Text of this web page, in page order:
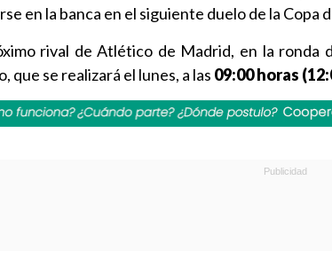
en la banca en el siguiente duelo de la Copa
rival de Atlético de Madrid, en la ronda
que se realizará el lunes, a las 09:00 horas